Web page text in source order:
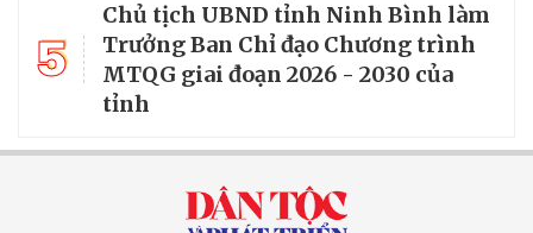
5
Chủ tịch UBND tỉnh Ninh Bình làm
Trưởng Ban Chỉ đạo Chương trình
MTQG giai đoạn 2026 - 2030 của
tỉnh